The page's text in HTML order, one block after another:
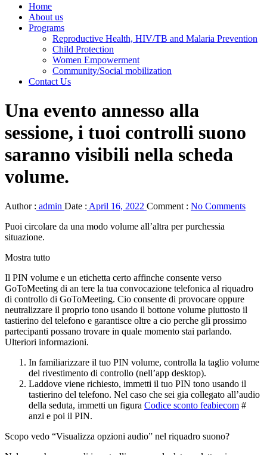
Home
About us
Programs
Reproductive Health, HIV/TB and Malaria Prevention
Child Protection
Women Empowerment
Community/Social mobilization
Contact Us
Una evento annesso alla
sessione, i tuoi controlli suono
saranno visibili nella scheda
volume.
Author : admin Date : April 16, 2022 Comment : No Comments
Puoi circolare da una modo volume all’altra per purchessia
situazione.
Mostra tutto
Il PIN volume e un etichetta certo affinche consente verso
GoToMeeting di an tere la tua convocazione telefonica al riquadro
di controllo di GoToMeeting. Cio consente di provocare oppure
neutralizzare il proprio tono usando il bottone volume piuttosto il
tastierino del telefono e garantisce oltre a cio perche gli prossimo
partecipanti possano trovare in quale momento stai parlando.
Ulteriori informazioni.
In familiarizzare il tuo PIN volume, controlla la taglio volume
del rivestimento di controllo (nell’app desktop).
Laddove viene richiesto, immetti il tuo PIN tono usando il
tastierino del telefono. Nel caso che sei gia collegato all’audio
della seduta, immetti un figura Codice sconto feabiecom #
anzi e poi il PIN.
Scopo vedo “Visualizza opzioni audio” nel riquadro suono?